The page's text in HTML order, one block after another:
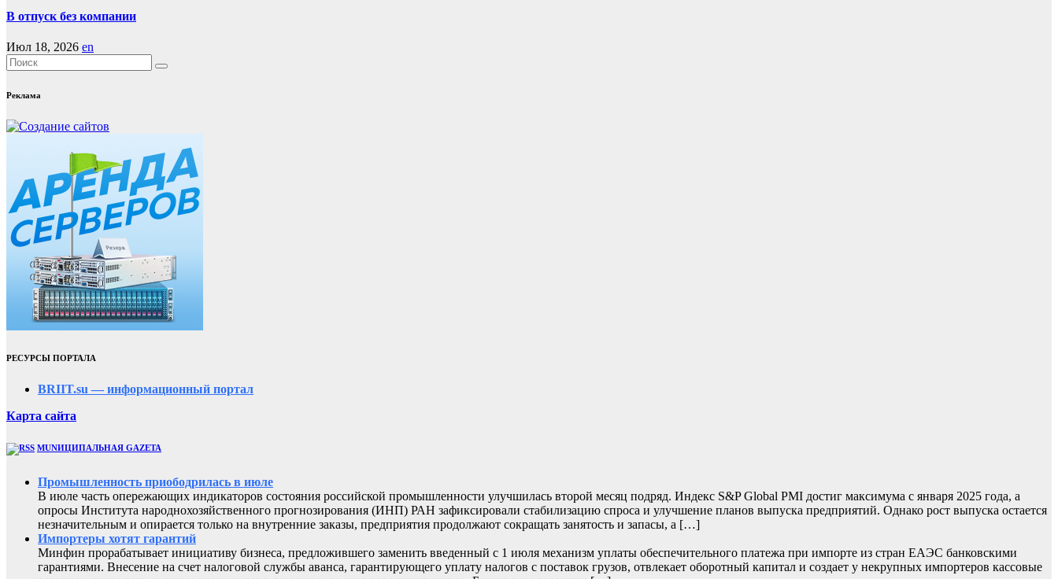
В отпуск без компании
Июл 18, 2026 en
Реклама
РЕСУРСЫ ПОРТАЛА
BRIIT.su — информационный портал
Карта сайта
MUNИЦИПАЛЬНАЯ GAZЕТА
Промышленность приободрилась в июле
В июле часть опережающих индикаторов состояния российской промышленности улучшилась второй месяц подряд. Индекс S&P Global PMI достиг максимума с января 2025 года, а
опросы Института народнохозяйственного прогнозирования (ИНП) РАН зафиксировали стабилизацию спроса и улучшение планов выпуска предприятий. Однако рост выпуска остается
незначительным и опирается только на внутренние заказы, предприятия продолжают сокращать занятость и запасы, а […]
Импортеры хотят гарантий
Минфин прорабатывает инициативу бизнеса, предложившего заменить введенный с 1 июля механизм уплаты обеспечительного платежа при импорте из стран ЕАЭС банковскими
гарантиями. Внесение на счет налоговой службы аванса, гарантирующего уплату налогов с поставок грузов, отвлекает оборотный капитал и создает у некрупных импортеров кассовые